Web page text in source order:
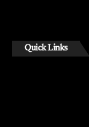
Quick Links